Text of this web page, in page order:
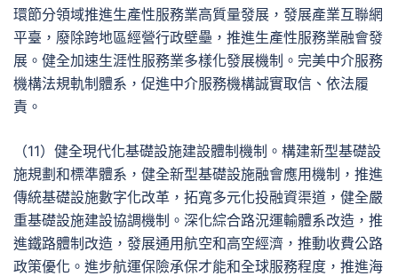
環節分領域推進生產性服務業高質量發展，發展產業互聯網
平臺，廢除跨地區經營行政壁壘，推進生產性服務業融會發
展。健全加速生涯性服務業多樣化發展機制。完美中介服務
機構法規軌制體系，促進中介服務機構誠實取信、依法履
責。
（11）健全現代化基礎設施建設體制機制。構建新型基礎設
施規劃和標準體系，健全新型基礎設施融會應用機制，推進
傳統基礎設施數字化改革，拓寬多元化投融資渠道，健全嚴
重基礎設施建設協調機制。深化綜合路況運輸體系改造，推
進鐵路體制改造，發展通用航空和高空經濟，推動收費公路
政策優化。進步航運保險承保才能和全球服務程度，推進海